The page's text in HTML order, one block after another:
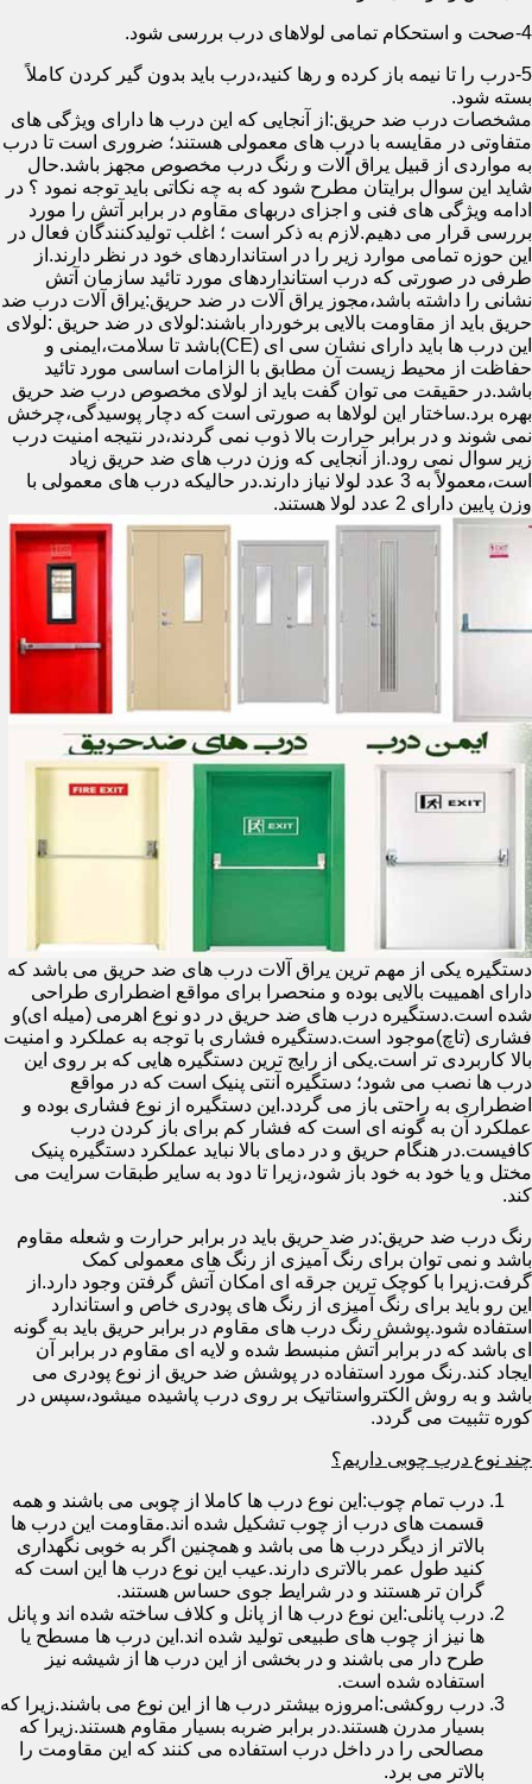
4-صحت و استحکام تمامی لولاهای درب بررسی شود.
5-درب را تا نیمه باز کرده و رها کنید،درب باید بدون گیر کردن کاملاً
بسته شود.
مشخصات درب ضد حریق:از آنجایی که این درب ها دارای ویژگی های
متفاوتی در مقایسه با درب های معمولی هستند؛ ضروری است تا درب
به مواردی از قبیل یراق آلات و رنگ درب مخصوص مجهز باشد.حال
شاید این سوال برایتان مطرح شود که به چه نکاتی باید توجه نمود ؟ در
ادامه ویژگی های فنی و اجزای دربهای مقاوم در برابر آتش را مورد
بررسی قرار می دهیم.لازم به ذکر است ؛ اغلب تولیدکنندگان فعال در
این حوزه تمامی موارد زیر را در استانداردهای خود در نظر دارند.از
طرفی در صورتی که درب استانداردهای مورد تائید سازمان آتش
نشانی را داشته باشد،مجوز یراق آلات در ضد حریق:یراق آلات درب ضد
حریق باید از مقاومت بالایی برخوردار باشند:لولای در ضد حریق :لولای
این درب ها باید دارای نشان سی ای (CE)باشد تا سلامت،ایمنی و
حفاظت از محیط زیست آن مطابق با الزامات اساسی مورد تائید
باشد.در حقیقت می توان گفت باید از لولای مخصوص درب ضد حریق
بهره برد.ساختار این لولاها به صورتی است که دچار پوسیدگی،چرخش
نمی شوند و در برابر حرارت بالا ذوب نمی گردند،در نتیجه امنیت درب
زیر سوال نمی رود.از آنجایی که وزن درب های ضد حریق زیاد
است،معمولاً به 3 عدد لولا نیاز دارند.در حالیکه درب های معمولی با
وزن پایین دارای 2 عدد لولا هستند.
دستگیره یکی از مهم ترین یراق آلات درب های ضد حریق می باشد که
دارای اهمییت بالایی بوده و منحصرا برای مواقع اضطراری طراحی
شده است.دستگیره درب های ضد حریق در دو نوع اهرمی (میله ای)و
فشاری (تاچ)موجود است.دستگیره فشاری با توجه به عملکرد و امنیت
بالا کاربردی تر است.یکی از رایج ترین دستگیره هایی که بر روی این
درب ها نصب می شود؛ دستگیره آنتی پنیک است که در مواقع
اضطراری به راحتی باز می گردد.این دستگیره از نوع فشاری بوده و
عملکرد آن به گونه ای است که فشار کم برای باز کردن درب
کافیست.در هنگام حریق و در دمای بالا نباید عملکرد دستگیره پنیک
مختل و یا خود به خود باز شود،زیرا تا دود به سایر طبقات سرایت می
کند.
رنگ درب ضد حریق:در ضد حریق باید در برابر حرارت و شعله مقاوم
باشد و نمی توان برای رنگ آمیزی از رنگ های معمولی کمک
گرفت.زیرا با کوچک ترین جرقه ای امکان آتش گرفتن وجود دارد.از
این رو باید برای رنگ آمیزی از رنگ های پودری خاص و استاندارد
استفاده شود.پوشش رنگ درب های مقاوم در برابر حریق باید به گونه
ای باشد که در برابر آتش منبسط شده و لایه ای مقاوم در برابر آن
ایجاد کند.رنگ مورد استفاده در پوشش ضد حریق از نوع پودری می
باشد و به روش الکترواستاتیک بر روی درب پاشیده میشود،سپس در
کوره تثبیت می گردد.
چند نوع درب چوبی داریم؟
درب تمام چوب:این نوع درب ها کاملا از چوبی می باشند و همه
قسمت های درب از چوب تشکیل شده اند.مقاومت این درب ها
بالاتر از دیگر درب ها می باشد و همچنین اگر به خوبی نگهداری
کنید طول عمر بالاتری دارند.عیب این نوع درب ها این است که
گران تر هستند و در شرایط جوی حساس هستند.
درب پانلی:این نوع درب ها از پانل و کلاف ساخته شده اند و پانل
ها نیز از چوب های طبیعی تولید شده اند.این درب ها مسطح یا
طرح دار می باشند و در بخشی از این درب ها از شیشه نیز
استفاده شده است.
درب روکشی:امروزه بیشتر درب ها از این نوع می باشند.زیرا که
بسیار مدرن هستند.در برابر ضربه بسیار مقاوم هستند.زیرا که
مصالحی را در داخل درب استفاده می کنند که این مقاومت را
بالاتر می برد.